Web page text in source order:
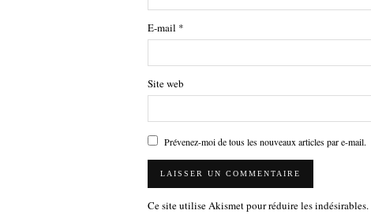
E-mail *
Site web
Prévenez-moi de tous les nouveaux articles par e-mail.
Ce site utilise Akismet pour réduire les indésirables.